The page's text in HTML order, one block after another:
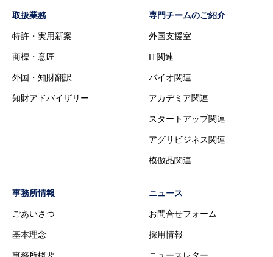
取扱業務
特許・実用新案
商標・意匠
外国・知財翻訳
知財アドバイザリー
専門チームのご紹介
外国支援室
IT関連
バイオ関連
アカデミア関連
スタートアップ関連
アグリビジネス関連
模倣品関連
事務所情報
ごあいさつ
基本理念
事務所概要
ニュース
お問合せフォーム
採用情報
ニュースレター